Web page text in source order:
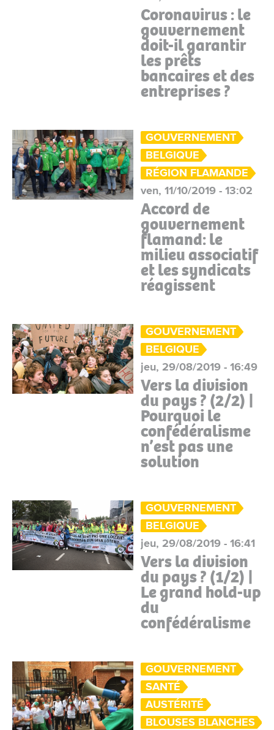
Coronavirus : le
gouvernement
doit-il garantir
les prêts
bancaires et des
entreprises ?
GOUVERNEMENT
BELGIQUE
RÉGION FLAMANDE
ven, 11/10/2019 - 13:02
Accord de
gouvernement
flamand: le
milieu associatif
et les syndicats
réagissent
GOUVERNEMENT
BELGIQUE
jeu, 29/08/2019 - 16:49
Vers la division
du pays ? (2/2) |
Pourquoi le
confédéralisme
n’est pas une
solution
GOUVERNEMENT
BELGIQUE
jeu, 29/08/2019 - 16:41
Vers la division
du pays ? (1/2) |
Le grand hold-up
du
confédéralisme
GOUVERNEMENT
SANTÉ
AUSTÉRITÉ
BLOUSES BLANCHES